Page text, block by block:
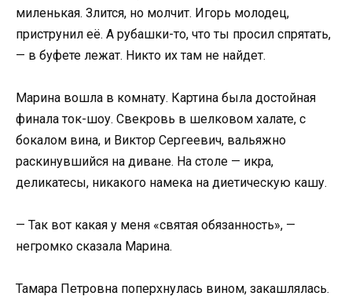
миленькая. Злится, но молчит. Игорь молодец,
приструнил её. А рубашки-то, что ты просил спрятать,
— в буфете лежат. Никто их там не найдет.
Марина вошла в комнату. Картина была достойная
финала ток-шоу. Свекровь в шелковом халате, с
бокалом вина, и Виктор Сергеевич, вальяжно
раскинувшийся на диване. На столе — икра,
деликатесы, никакого намека на диетическую кашу.
— Так вот какая у меня «святая обязанность», —
негромко сказала Марина.
Тамара Петровна поперхнулась вином, закашлялась.